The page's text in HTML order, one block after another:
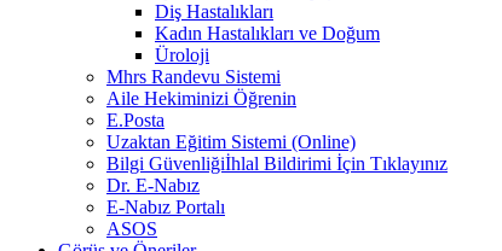
Diş Hastalıkları
Kadın Hastalıkları ve Doğum
Üroloji
Mhrs Randevu Sistemi
Aile Hekiminizi Öğrenin
E.Posta
Uzaktan Eğitim Sistemi (Online)
Bilgi Güvenliğiİhlal Bildirimi İçin Tıklayınız
Dr. E-Nabız
E-Nabız Portalı
ASOS